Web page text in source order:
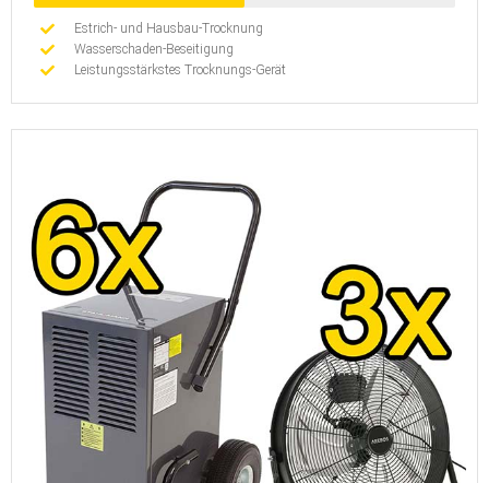
Estrich- und Hausbau-Trocknung
Wasserschaden-Beseitigung
Leistungsstärkstes Trocknungs-Gerät